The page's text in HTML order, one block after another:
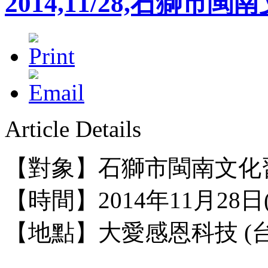
Article Details
【對象】石獅市閩南文
【時間】2014年11月28
【地點】 大愛感恩科技 (